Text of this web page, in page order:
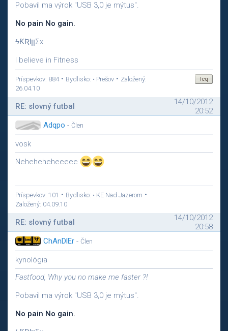
Pobavil ma výrok "USB 3,0 je mýtus".
No pain No gain.
ϟƘƦƖןןΣx
I believe in Fitness
Príspevkov: 884• Bydlisko: • Prešov • Založený:
26.04.10
RE: slovný futbal
14/10/2012
20:52
Adqpo - Člen
vosk
Neheheheheeeee
Príspevkov: 101 • Bydlisko: • KE Nad Jazerom •
Založený: 04.09.10
RE: slovný futbal
14/10/2012
20:58
ChAnDlEr - Člen
kynológia
Fastfood, Why you no make me faster ?!
Pobavil ma výrok "USB 3,0 je mýtus".
No pain No gain.